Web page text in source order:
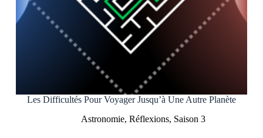
Les Difficultés Pour Voyager Jusqu’à Une Autre Planète
Astronomie, Réflexions, Saison 3